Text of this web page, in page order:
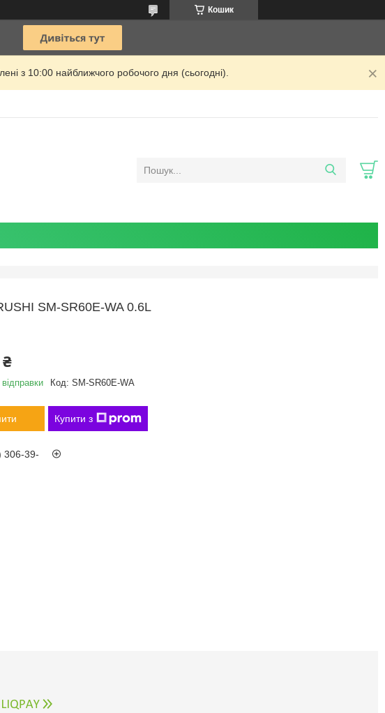
Кошик
з 10:00 найближчого робочого дня (сьогодні).
SM-SR60E-WA 0.6L
Код: SM-SR60E-WA
Купити з
306-39-